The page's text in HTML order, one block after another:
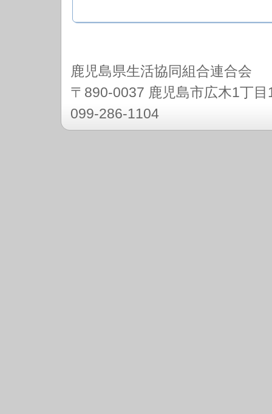
鹿児島県生活協同組合連合会
〒890-0037 鹿児島市広木1丁
099-286-1104